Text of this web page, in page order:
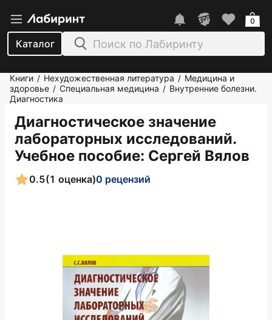
Каталог
0
Книги / Нехудожественная литература / Медицина и
здоровье / Специальная медицина / Внутренние болезни.
Диагностика
Диагностическое значение
лабораторных исследований.
Учебное пособие: Сергей Вялов
0.5(1 оценка)0 рецензий